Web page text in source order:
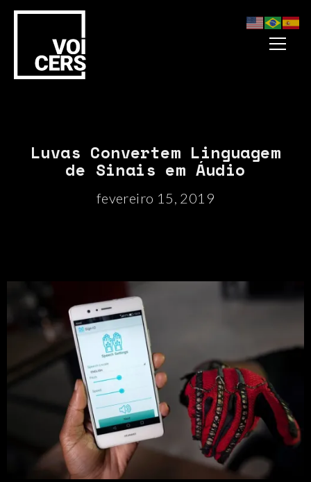
Luvas Convertem Linguagem
de Sinais em Áudio
fevereiro 15, 2019